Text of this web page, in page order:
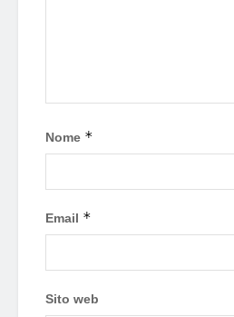
Nome *
Email *
Sito web